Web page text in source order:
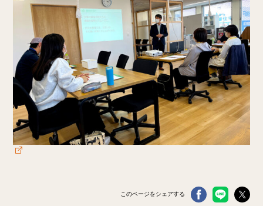
このページをシェアする